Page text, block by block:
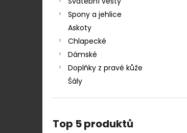
Spony a jehlice
Askoty
Chlapecké
Dámské
Doplňky z pravé kůže
Šály
Top 5 produktů